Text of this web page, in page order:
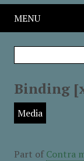
MENU
Binding
Media
Part ofContra